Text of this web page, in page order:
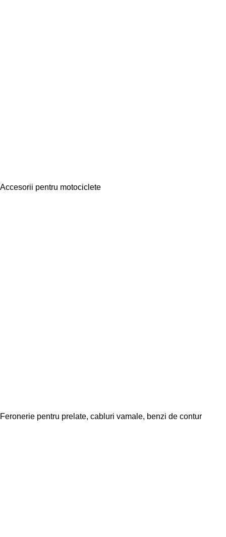
Accesorii pentru motociclete
Feronerie pentru prelate, cabluri vamale, benzi de contur